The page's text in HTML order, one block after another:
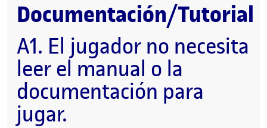
Documentación/Tutorial
A1. El jugador no necesita
leer el manual o la
documentación para
jugar.